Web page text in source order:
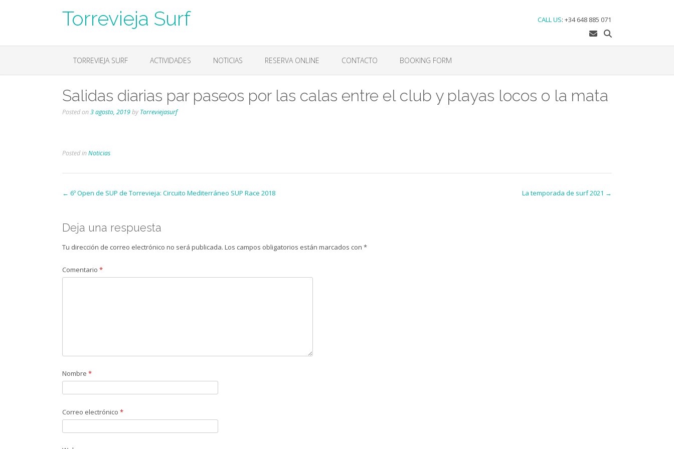
Torrevieja Surf CALL US: +34 648 885 071
TORREVIEJA SURF ACTIVIDADES NOTICIAS RESERVA ONLINE CONTACTO BOOKING FORM
Salidas diarias par paseos por las calas entre el club y playas locos o la mata
Posted on3 agosto, 2019by Torreviejasurf
Posted inNoticias
Post
← 6º Open de SUP de Torrevieja: Circuito Mediterráneo SUP Race 2018 La temporada de surf 2021 →
Deja una respuesta
Tu dirección de correo electrónico no será publicada. Los campos obligatorios están marcados con *
Comentario *
Nombre *
Correo electrónico *